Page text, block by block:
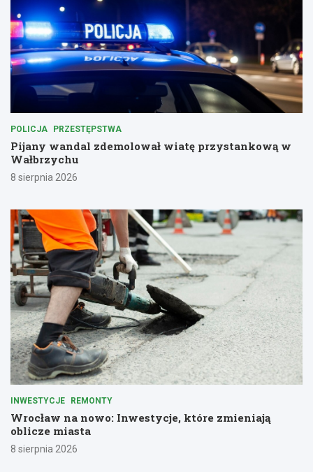
POLICJA PRZESTĘPSTWA
Pijany wandal zdemolował wiatę przystankową w
Wałbrzychu
8 sierpnia 2026
INWESTYCJE REMONTY
Wrocław na nowo: Inwestycje, które zmieniają
oblicze miasta
8 sierpnia 2026